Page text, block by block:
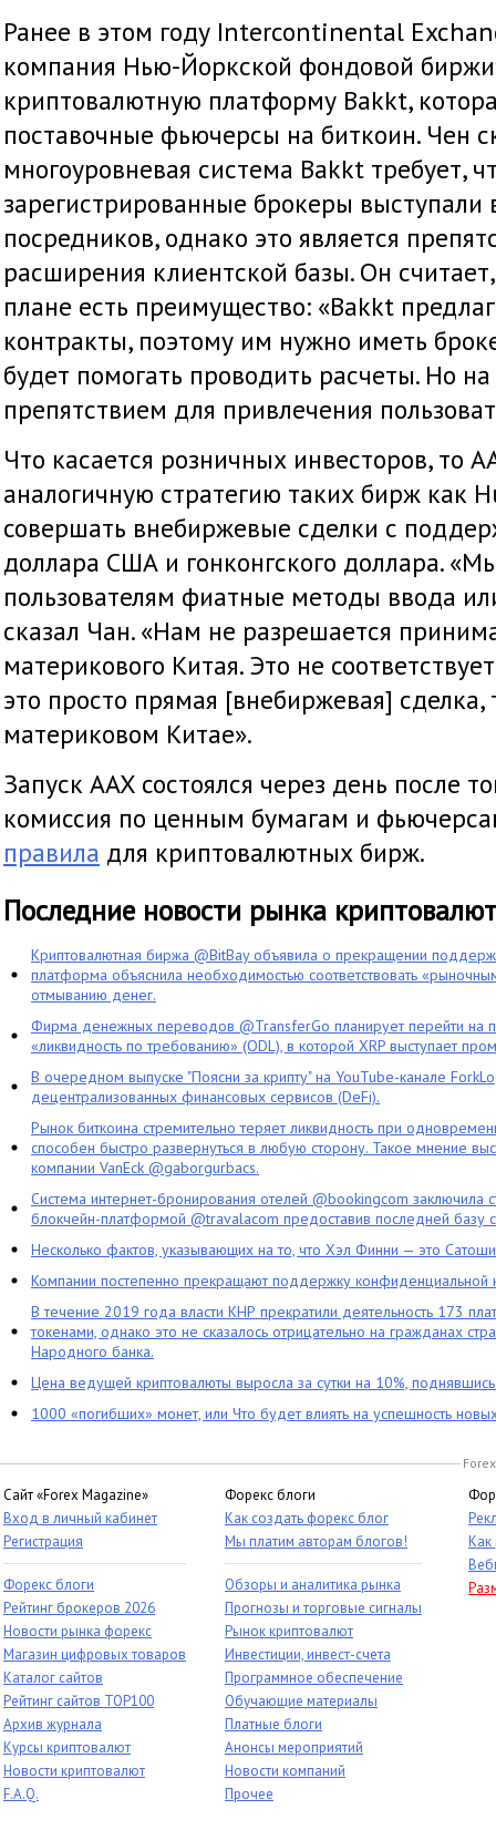
Ранее в этом году Intercontinental
компания Нью-Йоркской фондовой
криптовалютную платформу Bakkt,
поставочные фьючерсы на биткоин. Чен
многоуровневая система Bakkt требует,
зарегистрированные брокеры выступали
посредников, однако это является
расширения клиентской базы. Он
плане есть преимущество: «Bakkt
контракты, поэтому им нужно иметь
будет помогать проводить расчеты. Но
препятствием для привлечения
Что касается розничных инвесторов, то
аналогичную стратегию таких бирж как
совершать внебиржевые сделки с
доллара США и гонконгского доллара.
пользователям фиатные методы ввода
сказал Чан. «Нам не разрешается
материкового Китая. Это не
это просто прямая [внебиржевая] сделка,
материковом Китае».
Запуск AAX состоялся через день после
комиссия по ценным бумагам и
правила для криптовалютных бирж.
Последние новости рынка криптовалют
Криптовалютная биржа @BitBay объявила о прекращении
платформа объяснила необходимостью соответствовать
отмыванию денег.
Фирма денежных переводов @TransferGo планирует перейти на
«ликвидность по требованию» (ODL), в которой XRP выступает
В очередном выпуске "Поясни за крипту" на YouTube-канале
децентрализованных финансовых сервисов (DeFi).
Рынок биткоина стремительно теряет ликвидность при
способен быстро развернуться в любую сторону. Такое мнение
компании VanEck @gaborgurbacs.
Система интернет-бронирования отелей @bookingcom заключила
блокчейн-платформой @travalacom предоставив последней базу
Несколько фактов, указывающих на то, что Хэл Финни — это
Компании постепенно прекращают поддержку конфиденциальной
В течение 2019 года власти КНР прекратили деятельность 173
токенами, однако это не сказалось отрицательно на гражданах
Народного банка.
Цена ведущей криптовалюты выросла за сутки на 10%,
1000 «погибших» монет, или Что будет влиять на успешность
Сайт «Forex Magazine»
Вход в личный кабинет
Регистрация
Форекс блоги
Рейтинг брокеров 2026
Новости рынка форекс
Магазин цифровых товаров
Каталог сайтов
Рейтинг сайтов TOP100
Архив журнала
Курсы криптовалют
Новости криптовалют
F.A.Q.
Форекс блоги
Как создать форекс блог
Мы платим авторам блогов!
Обзоры и аналитика рынка
Прогнозы и торговые сигналы
Рынок криптовалют
Инвестиции, инвест-счета
Программное обеспечение
Обучающие материалы
Платные блоги
Анонсы мероприятий
Новости компаний
Прочее
Как